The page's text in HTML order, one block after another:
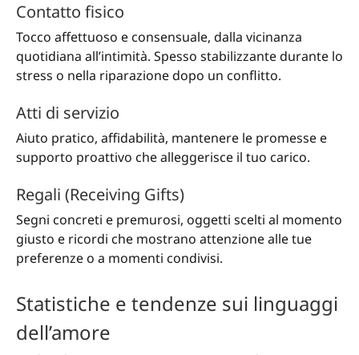
Contatto fisico
Tocco affettuoso e consensuale, dalla vicinanza
quotidiana all’intimità. Spesso stabilizzante durante lo
stress o nella riparazione dopo un conflitto.
Atti di servizio
Aiuto pratico, affidabilità, mantenere le promesse e
supporto proattivo che alleggerisce il tuo carico.
Regali (Receiving Gifts)
Segni concreti e premurosi, oggetti scelti al momento
giusto e ricordi che mostrano attenzione alle tue
preferenze o a momenti condivisi.
Statistiche e tendenze sui linguaggi
dell’amore